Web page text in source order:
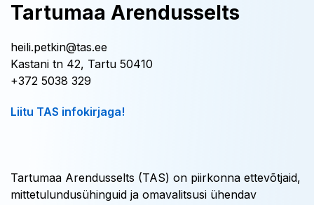
Tartumaa Arendusselts
heili.petkin@tas.ee
Kastani tn 42, Tartu 50410
+372 5038 329
Liitu TAS infokirjaga!
Tartumaa Arendusselts (TAS) on piirkonna ettevõtjaid,
mittetulundusühinguid ja omavalitsusi ühendav